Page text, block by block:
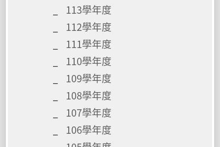
113學年度
112學年度
111學年度
110學年度
109學年度
108學年度
107學年度
106學年度